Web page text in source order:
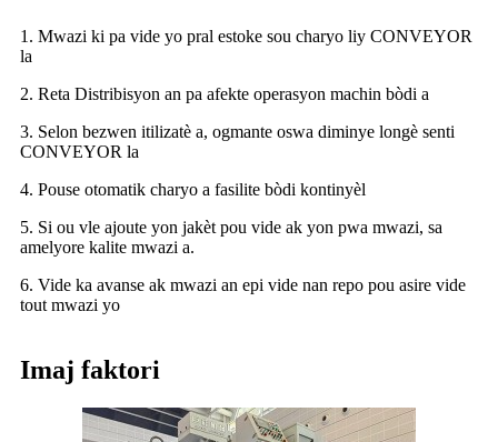
1. Mwazi ki pa vide yo pral estoke sou charyo liy CONVEYOR
la
2. Reta Distribisyon an pa afekte operasyon machin bòdi a
3. Selon bezwen itilizatè a, ogmante oswa diminye longè senti
CONVEYOR la
4. Pouse otomatik charyo a fasilite bòdi kontinyèl
5. Si ou vle ajoute yon jakèt pou vide ak yon pwa mwazi, sa
amelyore kalite mwazi a.
6. Vide ka avanse ak mwazi an epi vide nan repo pou asire vide
tout mwazi yo
Imaj faktori